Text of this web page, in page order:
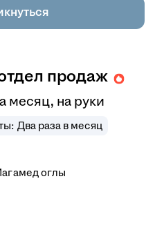
продаж
месяц, на руки
Два раза в месяц
оглы